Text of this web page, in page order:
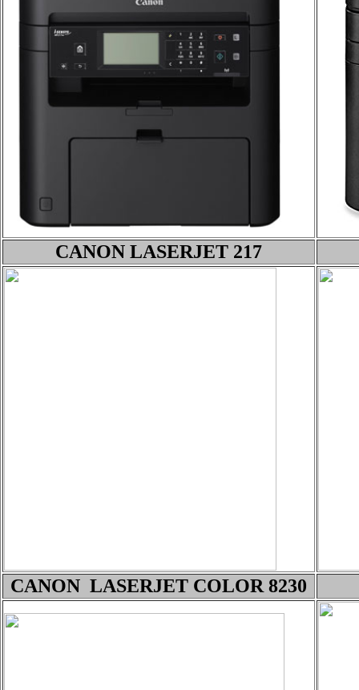
CANON LASERJET 217
CANON LASERJET COLOR 8230